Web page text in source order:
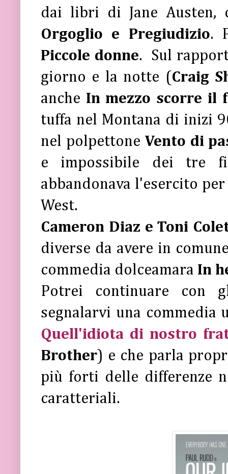
dai libri di Jane Austen,
Orgoglio e Pregiudizio.
Piccole donne. Sul
giorno e la notte (Craig
anche In mezzo scorre il
tuffa nel Montana di inizi
nel polpettone Vento di
e impossibile dei tre
abbandonava l'esercito
West.
Cameron Diaz e Toni
diverse da avere in
commedia dolceamara In
Potrei continuare con
segnalarvi una
Quell'idiota di nostro
Brother) e che parla
più forti delle differenze
caratteriali.